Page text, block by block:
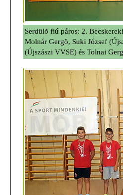
Serdülõ fiú páros: 2.
Molnár Gergõ, Suki József
(Újszászi VVSE) és Tolnai